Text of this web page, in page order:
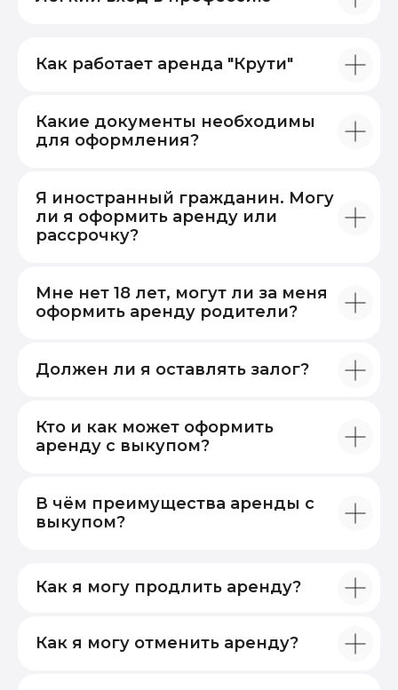
Как работает аренда "Крути"
Какие документы необходимы
для оформления?
Я иностранный гражданин. Могу
ли я оформить аренду или
рассрочку?
Мне нет 18 лет, могут ли за меня
оформить аренду родители?
Должен ли я оставлять залог?
Кто и как может оформить
аренду с выкупом?
В чём преимущества аренды с
выкупом?
Как я могу продлить аренду?
Как я могу отменить аренду?
г. Москва, 1-Й Кожевнический пер,
д. 6 стр. 6, помещ. 1/3
Общие вопросы
commercial@krutikolesa.ru
Для юр. лиц